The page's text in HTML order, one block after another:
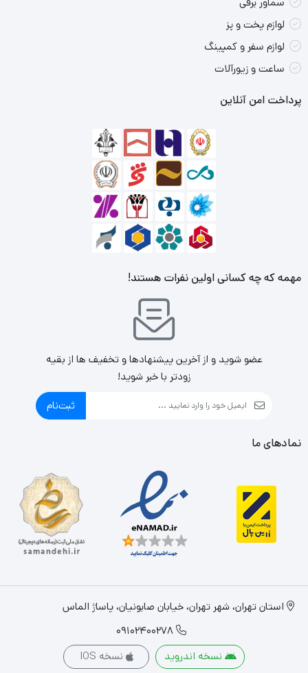
لوازم پخت و پز
لوازم سفر و کمپینگ
ساعت و زیورآلات
پرداخت امن آنلاین
مهمه که چه کسانی اولین نفرات هستند!
عضو شوید و از آخرین پیشنهادها و تخفیف ها از بقیه
زودتر با خبر شوید!
ثبت‌نام
نمادهای ما
استان تهران، شهر تهران، خیابان صابونیان، پاساژ الماس
09102400278
نسخه اندروید
نسخه IOS